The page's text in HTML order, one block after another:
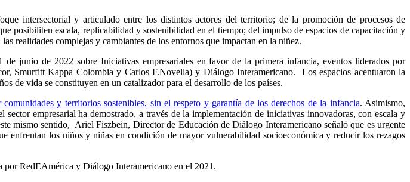
intersectorial y articulado entre los distintos actores del territorio; de la promoción de procesos de
posibiliten escala, replicabilidad y sostenibilidad en el tiempo; del impulso de espacios de capacitación y
realidades complejas y cambiantes de los entornos que impactan en la niñez.
junio de 2022 sobre Iniciativas empresariales en favor de la primera infancia, eventos liderados por
Smurfitt Kappa Colombia y Carlos F.Novella) y Diálogo Interamericano. Los espacios acentuaron la
de vida se constituyen en un catalizador para el desarrollo de los países.
y territorios sostenibles, sin el respeto y garantía de los derechos de la infancia. Asimismo,
empresarial ha demostrado, a través de la implementación de iniciativas innovadoras, con escala y
mismo sentido, Ariel Fiszbein, Director de Educación de Diálogo Interamericano señaló que es urgente
enfrentan los niños y niñas en condición de mayor vulnerabilidad socioeconómica y reducir los rezagos
por RedEAmérica y Diálogo Interamericano en el 2021.